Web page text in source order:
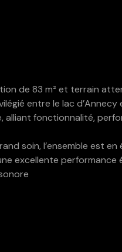
de 83 m² et terrain
entre le lac
fonctionnalité,
soin, l’ensemble est
excellente performance
(110 m²), pouvant